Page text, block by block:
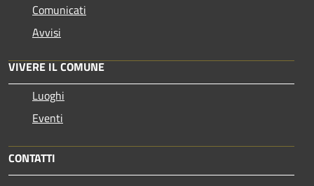
Comunicati
Avvisi
VIVERE IL COMUNE
Luoghi
Eventi
CONTATTI